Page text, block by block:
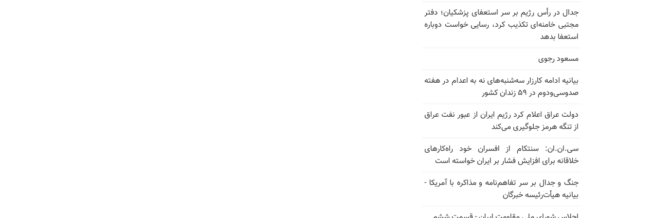
جدال در رأس رژیم بر سر استعفای پزشکیان؛ دفتر
مجتبی خامنه‌ای تکذیب کرد، رسایی خواست دوباره
استعفا بدهد
مسعود رجوی
بیانیه ادامه کارزار سه‌شنبه‌های نه به اعدام در هفته
صدوسی‌و‌دوم در ۵۹ زندان کشور
دولت عراق اعلام کرد رژیم ایران از عبور نفت عراق
از تنگه هرمز جلوگیری می‌کند
سی.ان.ان: سنتکام از افسران خود راه‌کارهای
خلاقانه برای افزایش فشار بر ایران خواسته است
جنگ و جدال بر سر تفاهم‌نامه و مذاکره با آمریکا -
بیانیه هیأت‌رئیسه خبرگان